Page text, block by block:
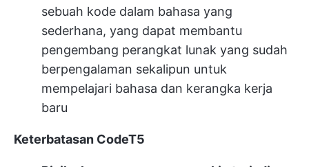
sebuah kode dalam bahasa yang
sederhana, yang dapat membantu
pengembang perangkat lunak yang sudah
berpengalaman sekalipun untuk
mempelajari bahasa dan kerangka kerja
baru
Keterbatasan CodeT5